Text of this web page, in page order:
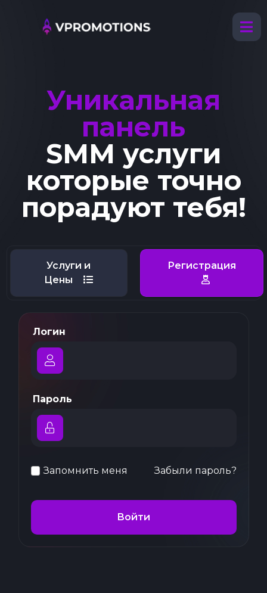
Уникальная
панель
SMM услуги
которые точно
порадуют тебя!
Услуги и
Цены
Регистрация
Логин
Пароль
Запомнить меня Забыли пароль?
Войти